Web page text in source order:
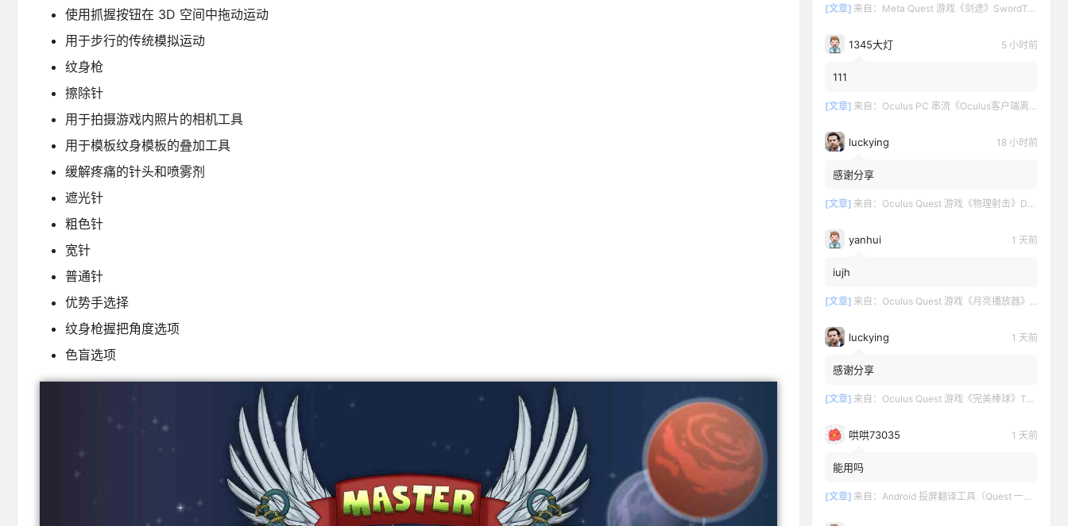
使用抓握按钮在 3D 空间中拖动运动
用于步行的传统模拟运动
纹身枪
擦除针
用于拍摄游戏内照片的相机工具
用于模板纹身模板的叠加工具
缓解疼痛的针头和喷雾剂
遮光针
粗色针
宽针
普通针
优势手选择
纹身枪握把角度选项
色盲选项
[文章] 来自： Meta Quest 游戏《剑途》SwordTrip
1345大灯 5 小时前
111
[文章] 来自： Oculus PC 串流《Oculus客户端离线版》最新版下载
luckying 18 小时前
感谢分享
[文章] 来自： Oculus Quest 游戏《物理射击》DOWNSHOT
yanhui 1 天前
iujh
[文章] 来自： Oculus Quest 游戏《月亮播放器》Moon VR Video Player
luckying 1 天前
感谢分享
[文章] 来自： Oculus Quest 游戏《完美棒球》TOTALLY BASEBALL
哄哄73035 1 天前
能用吗
[文章] 来自： Android 投屏翻译工具（Quest 一键投屏和翻译）